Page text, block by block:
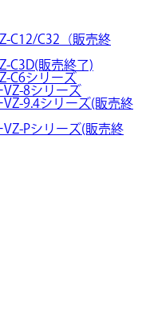
C12/C32（販売終
C3D(販売終了)
C6シリーズ
8シリーズ
9.4シリーズ(販売終
Pシリーズ(販売終